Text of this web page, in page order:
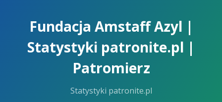
Fundacja Amstaff Azyl |
Statystyki patronite.pl |
Patromierz
Statystyki patronite.pl